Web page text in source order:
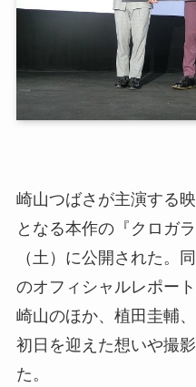
崎山つばさが主演する
となる本作の『クロガ
（土）に公開された。
のオフィシャルレポー
崎山のほか、植田圭輔
初日を迎えた想いや撮
た。